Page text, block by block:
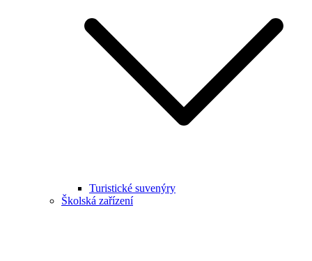
Turistické suvenýry
Školská zařízení